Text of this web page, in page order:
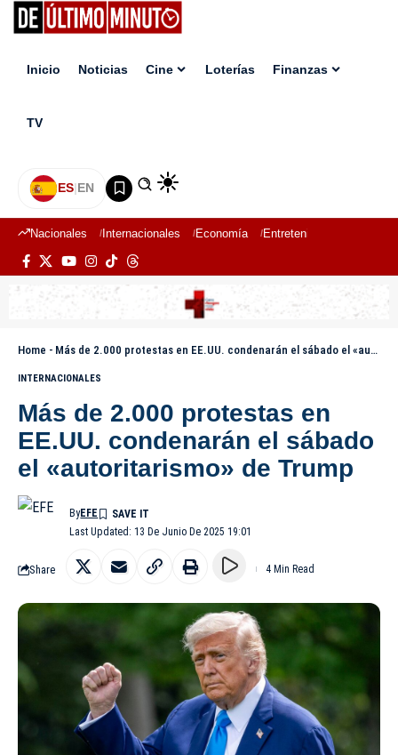
Inicio Noticias Cine Loterías Finanzas
TV
ES|EN
Nacionales Internacionales Economía Entretenimiento
Home - Más de 2.000 protestas en EE.UU. condenarán el sábado el «autoritarismo» de Trump
INTERNACIONALES
Más de 2.000 protestas en
EE.UU. condenarán el sábado
el «autoritarismo» de Trump
Last Updated: 13 De Junio De 2025 19:01
ByEFE
Share 4 Min Read